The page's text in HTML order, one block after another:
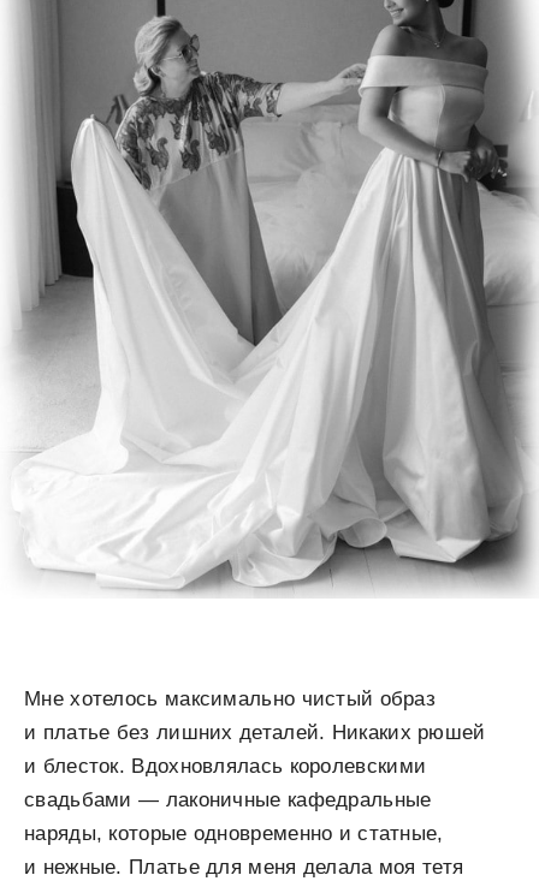
Мне хотелось максимально чистый образ
и платье без лишних деталей. Никаких рюшей
и блесток. Вдохновлялась королевскими
свадьбами — лаконичные кафедральные
наряды, которые одновременно и статные,
и нежные. Платье для меня делала моя тетя